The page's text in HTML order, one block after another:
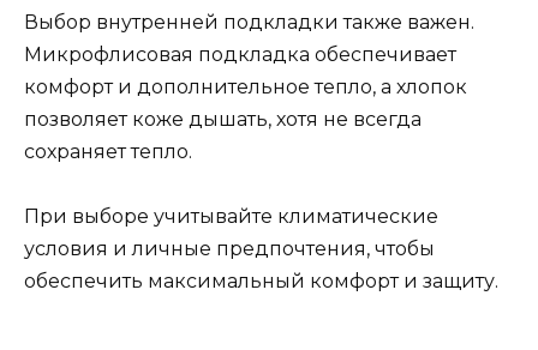
Выбор внутренней подкладки также важен.
Микрофлисовая подкладка обеспечивает
комфорт и дополнительное тепло, а хлопок
позволяет коже дышать, хотя не всегда
сохраняет тепло.
При выборе учитывайте климатические
условия и личные предпочтения, чтобы
обеспечить максимальный комфорт и защиту.